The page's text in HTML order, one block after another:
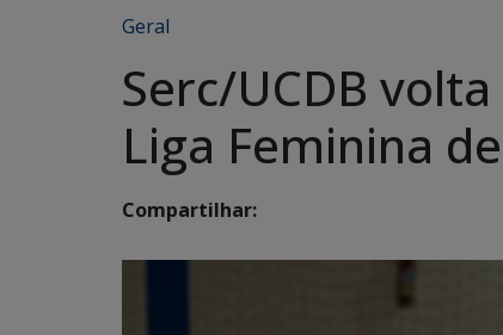
Geral
Serc/UCDB
Liga Feminina
Compartilhar: